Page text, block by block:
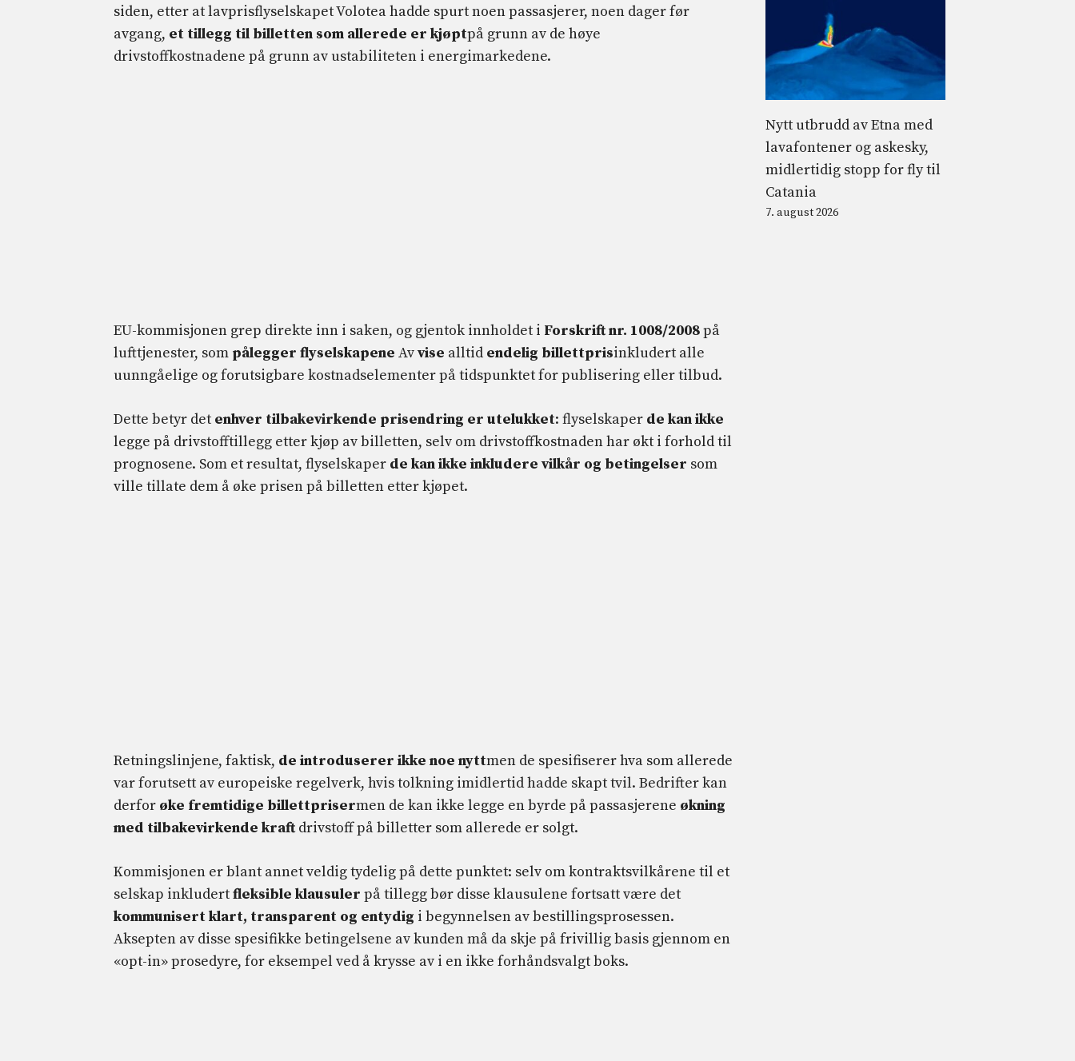
siden, etter at lavprisflyselskapet Volotea hadde spurt noen passasjerer, noen dager før
avgang, et tillegg til billetten som allerede er kjøptpå grunn av de høye
drivstoffkostnadene på grunn av ustabiliteten i energimarkedene.
EU-kommisjonen grep direkte inn i saken, og gjentok innholdet i Forskrift nr. 1008/2008på
lufttjenester, som pålegger flyselskapene Avvise alltid endelig billettprisinkludert alle
uunngåelige og forutsigbare kostnadselementer på tidspunktet for publisering eller tilbud.
Dette betyr det enhver tilbakevirkende prisendring er utelukket: flyselskaper de kan ikke
legge på drivstofftillegg etter kjøp av billetten, selv om drivstoffkostnaden har økt i forhold til
prognosene. Som et resultat, flyselskaper de kan ikke inkludere vilkår og betingelser som
ville tillate dem å øke prisen på billetten etter kjøpet.
Retningslinjene, faktisk, de introduserer ikke noe nyttmen de spesifiserer hva som allerede
var forutsett av europeiske regelverk, hvis tolkning imidlertid hadde skapt tvil. Bedrifter kan
derfor øke fremtidige billettprisermen de kan ikke legge en byrde på passasjerene økning
med tilbakevirkende kraftdrivstoff på billetter som allerede er solgt.
Kommisjonen er blant annet veldig tydelig på dette punktet: selv om kontraktsvilkårene til et
selskap inkludertfleksible klausuler på tillegg bør disse klausulene fortsatt være det
kommunisert klart, transparent og entydig i begynnelsen av bestillingsprosessen.
Aksepten av disse spesifikke betingelsene av kunden må da skje på frivillig basis gjennom en
«opt-in» prosedyre, for eksempel ved å krysse av i en ikke forhåndsvalgt boks.
Nytt utbrudd av Etna med
lavafontener og askesky,
midlertidig stopp for fly til
Catania
7. august 2026